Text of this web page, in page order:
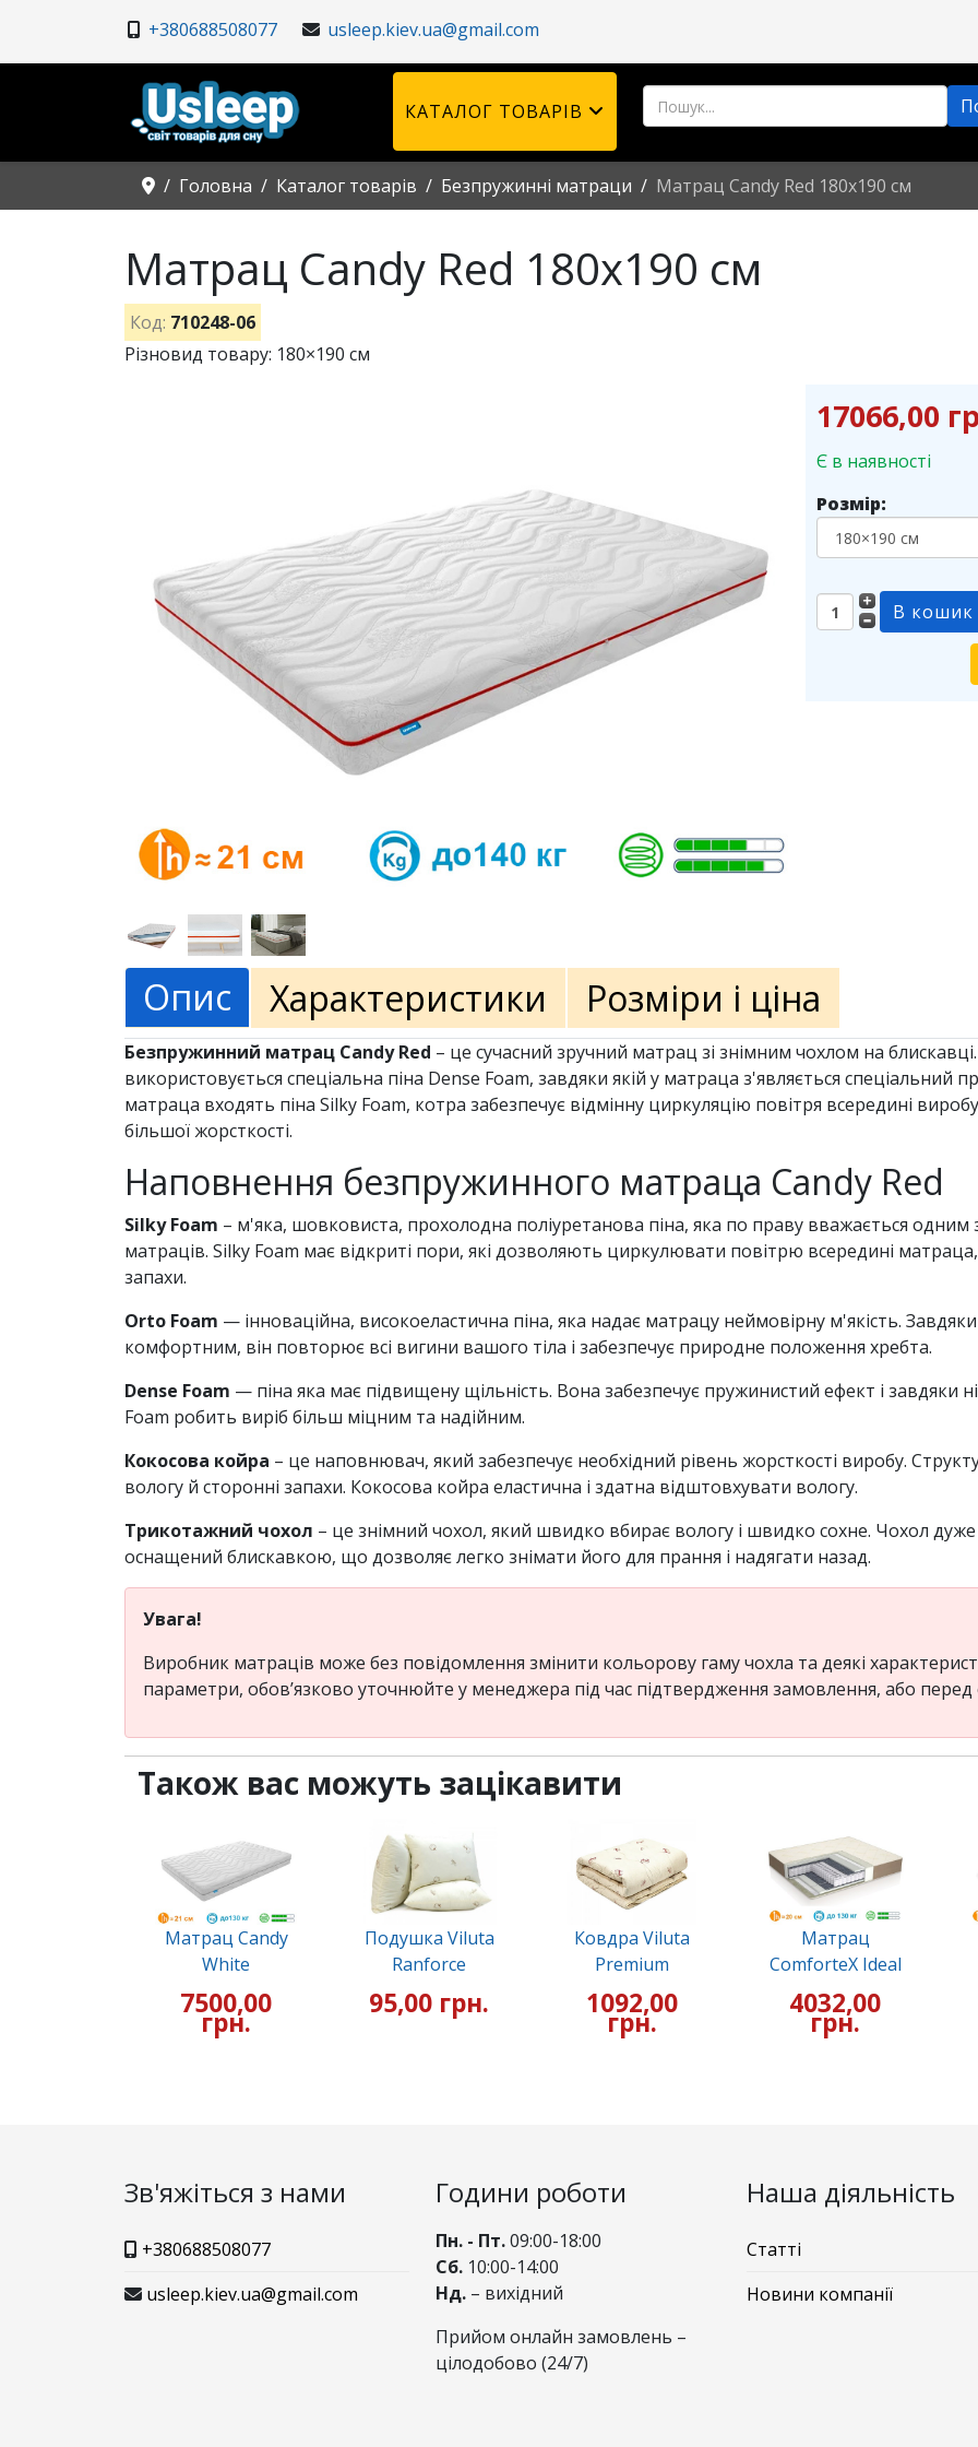
+380688508077 usleep.kiev.ua@gmail.com
КАТАЛОГ ТОВАРІВ
Головна Каталог товарів Безпружинні матраци Матрац Candy Red 180x190 см
Матрац Candy Red 180x190 см
Код: 710248-06
Різновид товару: 180×190 см
17066,00
Є в наявності
Розмір:
Опис Характеристики Розміри і ціна
Безпружинний матрац Candy Red – це сучасний зручний матрац зі знімним чохлом на
використовується спеціальна піна Dense Foam, завдяки якій у матраца з'являється спеціальний
матраца входять піна Silky Foam, котра забезпечує відмінну циркуляцію повітря всередині
більшої жорсткості.
Наповнення безпружинного матраца Candy Red
Silky Foam – м'яка, шовковиста, прохолодна поліуретанова піна, яка по праву вважається
матраців. Silky Foam має відкриті пори, які дозволяють циркулювати повітрю всередині
запахи.
Orto Foam — інноваційна, високоеластична піна, яка надає матрацу неймовірну м'якість.
комфортним, він повторює всі вигини вашого тіла і забезпечує природне положення хребта.
Dense Foam — піна яка має підвищену щільність. Вона забезпечує пружинистий ефект і завдяки
Foam робить виріб більш міцним та надійним.
Кокосова койра – це наповнювач, який забезпечує необхідний рівень жорсткості виробу.
вологу й сторонні запахи. Кокосова койра еластична і здатна відштовхувати вологу.
Трикотажний чохол – це знімний чохол, який швидко вбирає вологу і швидко сохне. Чохол
оснащений блискавкою, що дозволяє легко знімати його для прання і надягати назад.
Увага!
Виробник матраців може без повідомлення змінити кольорову гаму чохла та деякі
параметри, обов’язково уточнюйте у менеджера під час підтвердження замовлення, або
Також вас можуть зацікавити
Матрац Candy
White
7500,00
грн.
Подушка Viluta
Ranforce
95,00 грн.
Ковдра Viluta
Premium
1092,00
грн.
Матрац
ComforteX Ideal
4032,00
грн.
Зв'яжіться з нами
+380688508077
usleep.kiev.ua@gmail.com
Години роботи
Пн. - Пт.09:00-18:00
Сб. 10:00-14:00
Нд. – вихідний
Прийом онлайн замовлень –
цілодобово (24/7)
Наша діяльність
Статті
Новини компанії